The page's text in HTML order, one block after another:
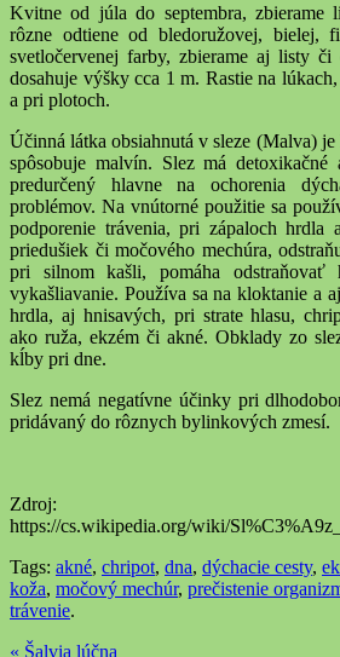
Kvitne od júla do septembra, zbierame
rôzne odtiene od bledoružovej, bielej,
svetločervenej farby, zbierame aj listy
dosahuje výšky cca 1 m. Rastie na
a pri plotoch.
Účinná látka obsiahnutá v sleze (Malva) je
spôsobuje malvín. Slez má
predurčený hlavne na ochorenia
problémov. Na vnútorné použitie sa
podporenie trávenia, pri zápaloch hrdla
priedušiek či močového mechúra,
pri silnom kašli, pomáha
vykašliavanie. Používa sa na kloktanie a
hrdla, aj hnisavých, pri strate hlasu,
ako ruža, ekzém či akné. Obklady zo
kĺby pri dne.
Slez nemá negatívne účinky pri
pridávaný do rôznych bylinkových zmesí.
Zdroj:
https://cs.wikipedia.org/wiki/
Tags: akné, chripot, dna, dýchacie cesty,
koža, močový mechúr, prečistenie
trávenie.
« Šalvia lúčna